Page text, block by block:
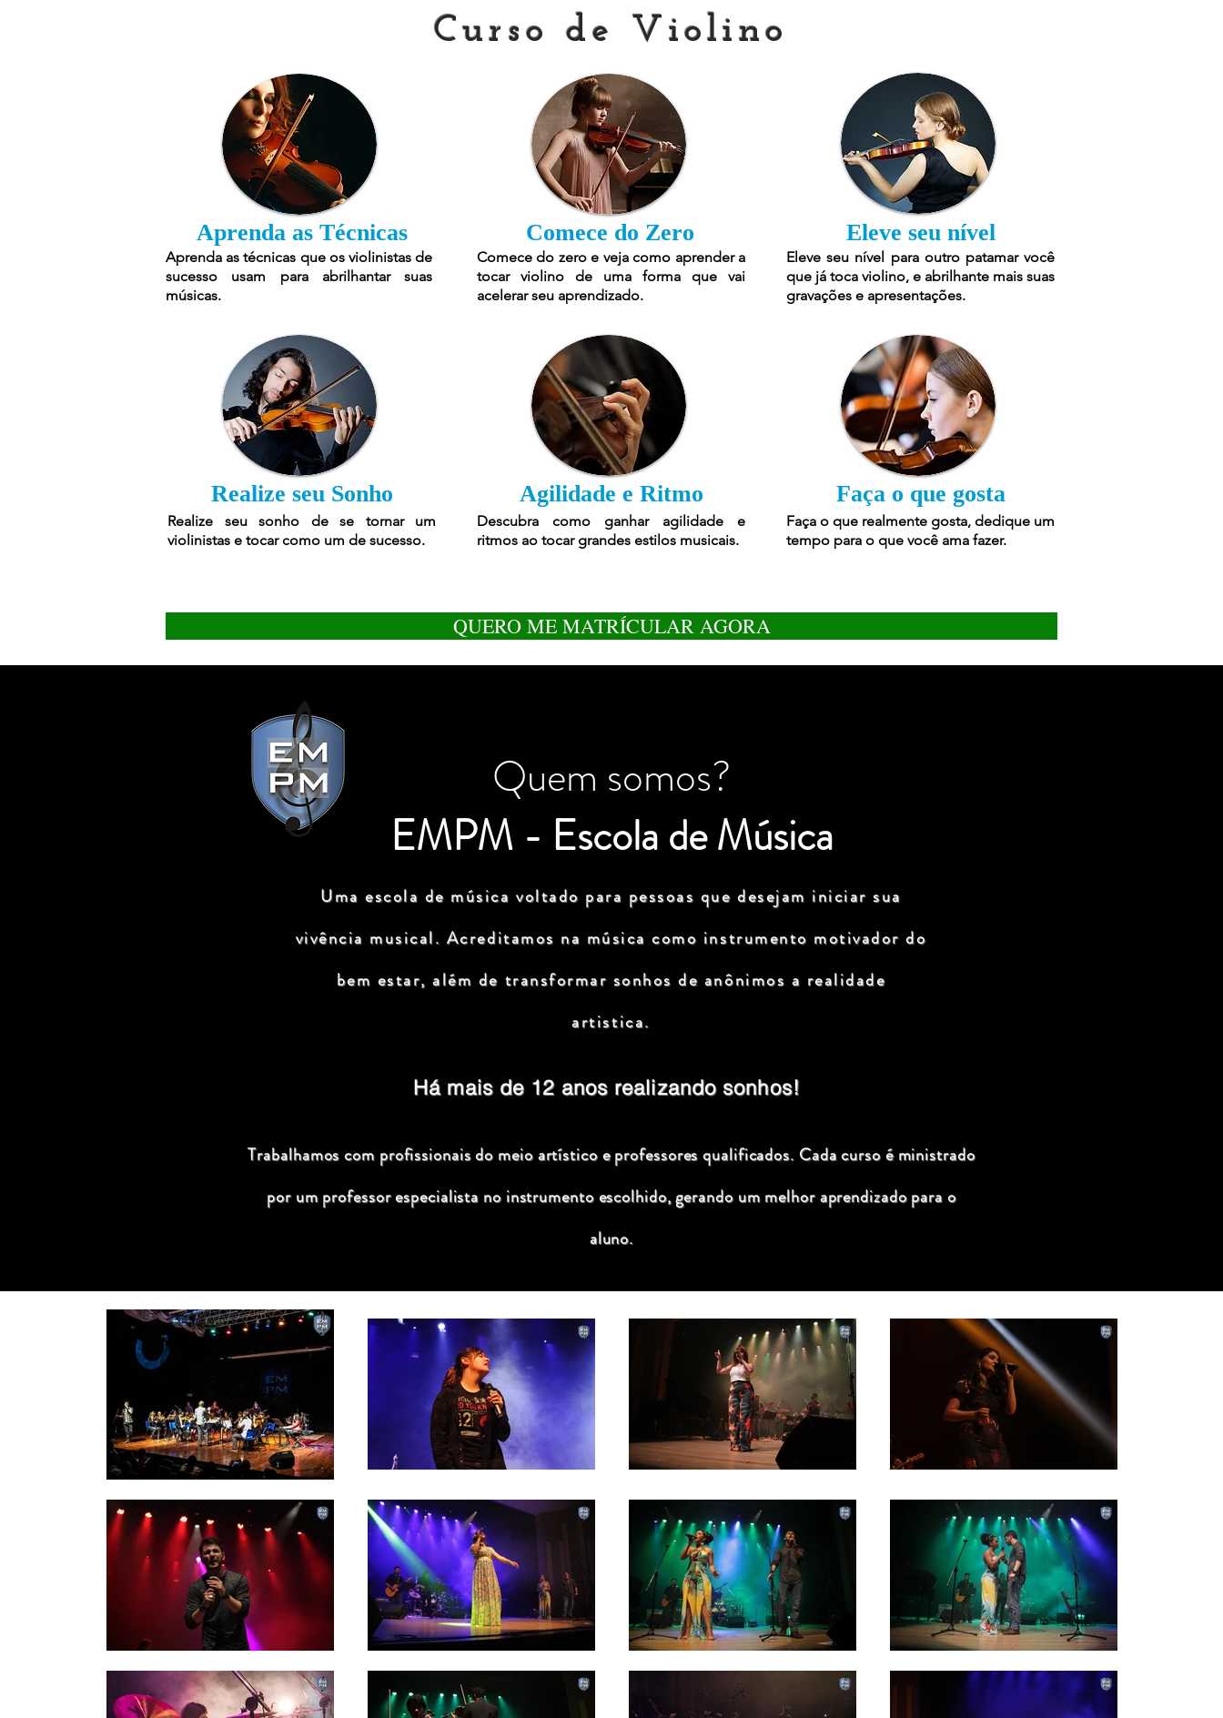
Curso de Violino
Aprenda as Técnicas
Aprenda as técnicas que os violinistas de
sucesso usam para abrilhantar suas
músicas.
Realize seu Sonho
Realize seu sonho de se tornar um
violinistas e tocar como um de sucesso.
Comece do Zero
Comece do zero e veja como aprender a
tocar violino de uma forma que vai
acelerar seu aprendizado.
Agilidade e Ritmo
Descubra como ganhar agilidade e
ritmos ao tocar grandes estilos musicais.
Eleve seu nível
Eleve seu nível para outro patamar você
que já toca violino, e abrilhante mais suas
gravações e apresentações.
Faça o que gosta
Faça o que realmente gosta, dedique um
tempo para o que você ama fazer.
QUERO ME MATRÍCULAR AGORA
Quem somos?
EMPM - Escola de Música
Uma escola de música voltado para pessoas que desejam iniciar sua
vivência musical. Acreditamos na música como instrumento motivador do
bem estar, além de transformar sonhos de anônimos a realidade
artistica.
Há mais de 12 anos realizando sonhos!
Trabalhamos com profissionais do meio artístico e professores qualificados. Cada curso é ministrado
por um professor especialista no instrumento escolhido, gerando um melhor aprendizado para o
aluno.